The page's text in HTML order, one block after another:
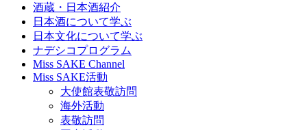
酒蔵・日本酒紹介
日本酒について学ぶ
日本文化について学ぶ
ナデシコプログラム
Miss SAKE Channel
Miss SAKE活動
大使館表敬訪問
海外活動
表敬訪問